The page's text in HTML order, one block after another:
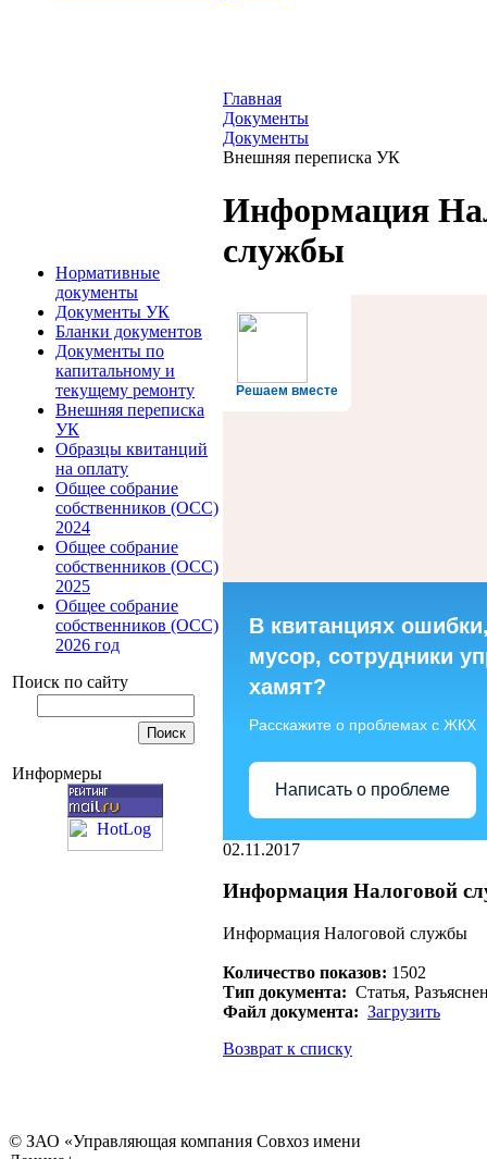
Нормативные
документы
Документы УК
Бланки документов
Документы по
капитальному и
текущему ремонту
Внешняя переписка
УК
Образцы квитанций
на оплату
Общее собрание
собственников (ОСС)
2024
Общее собрание
собственников (ОСС)
2025
Общее собрание
собственников (ОСС)
2026 год
Поиск по сайту
Информеры
Главная
Документы
Документы
Внешняя переписка УК
Информация
службы
Решаем вместе
В квитанциях
мусор, сотрудники
хамят?
Расскажите о проблемах с ЖКХ
Написать о проблеме
02.11.2017
Информация Налоговой
Информация Налоговой службы
Количество показов: 1502
Тип документа: Статья,
Файл документа: Загрузить
Возврат к списку
© ЗАО «Управляющая компания Совхоз имени